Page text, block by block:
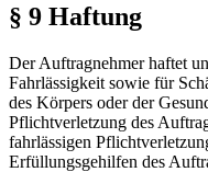
§ 9 Haftung
Der Auftragnehmer haftet
Fahrlässigkeit sowie für
des Körpers oder der
Pflichtverletzung des
fahrlässigen
Erfüllungsgehilfen des